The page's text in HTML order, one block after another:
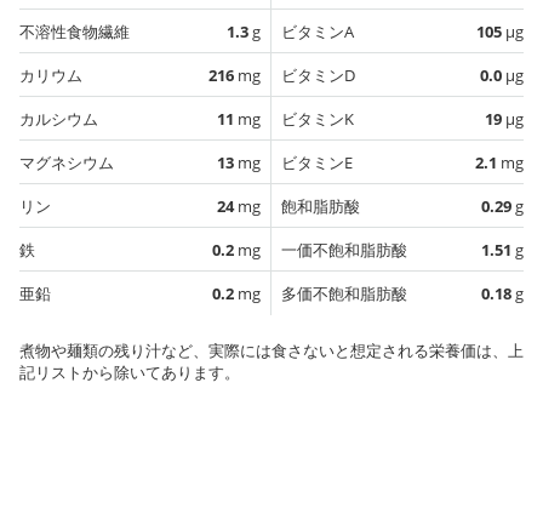
不溶性食物繊維
1.3g
カリウム
216 mg
カルシウム
11 mg
マグネシウム
13 mg
リン
24mg
鉄
0.2 mg
亜鉛
0.2 mg
ビタミンA
105 µg
ビタミンD
0.0 µg
ビタミンK
19 µg
ビタミンE
2.1 mg
飽和脂肪酸
0.29g
一価不飽和脂肪酸
1.51 g
多価不飽和脂肪酸
0.18g
煮物や麺類の残り汁など、実際には食さないと想定される栄養価は、上
記リストから除いてあります。